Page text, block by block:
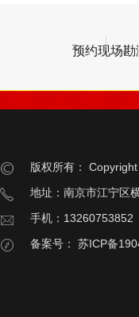
预约现场勘
版权所有：
地址：南京市江宁区
手机：13260753852
备案号：
苏ICP备